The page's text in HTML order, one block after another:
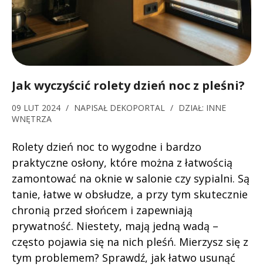
Jak wyczyścić rolety dzień noc z pleśni?
09 LUT 2024 / NAPISAŁ DEKOPORTAL / DZIAŁ: INNE
WNĘTRZA
Rolety dzień noc to wygodne i bardzo
praktyczne osłony, które można z łatwością
zamontować na oknie w salonie czy sypialni. Są
tanie, łatwe w obsłudze, a przy tym skutecznie
chronią przed słońcem i zapewniają
prywatność. Niestety, mają jedną wadą –
często pojawia się na nich pleśń. Mierzysz się z
tym problemem? Sprawdź, jak łatwo usunąć